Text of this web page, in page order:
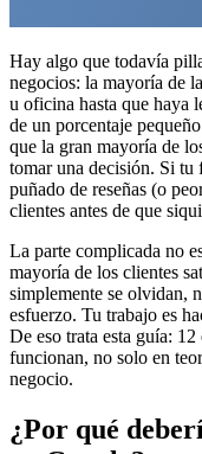
Hay algo que todavía
negocios: la mayoría de
u oficina hasta que haya
de un porcentaje
que la gran mayoría de
tomar una decisión. Si tu
puñado de reseñas (o
clientes antes de que
La parte complicada no
mayoría de los clientes
simplemente se olvidan,
esfuerzo. Tu trabajo es
De eso trata esta guía:
funcionan, no solo en
negocio.
¿Por qué